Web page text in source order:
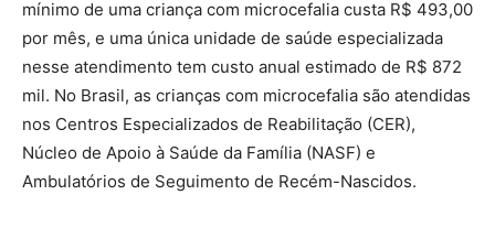
mínimo de uma criança com microcefalia custa R$ 493,00
por mês, e uma única unidade de saúde especializada
nesse atendimento tem custo anual estimado de R$ 872
mil. No Brasil, as crianças com microcefalia são atendidas
nos Centros Especializados de Reabilitação (CER),
Núcleo de Apoio à Saúde da Família (NASF) e
Ambulatórios de Seguimento de Recém-Nascidos.